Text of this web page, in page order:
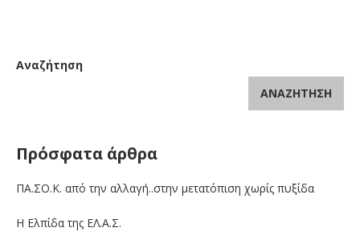
Αναζήτηση
ΑΝΑΖΉΤΗΣΗ
Πρόσφατα άρθρα
ΠΑ.ΣΟ.Κ. από την αλλαγή..στην μετατόπιση χωρίς πυξίδα
Η Ελπίδα της ΕΛ.Α.Σ.